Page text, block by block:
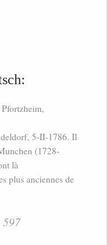
5-II-1786. Il
(1728-
là
plus anciennes de
597